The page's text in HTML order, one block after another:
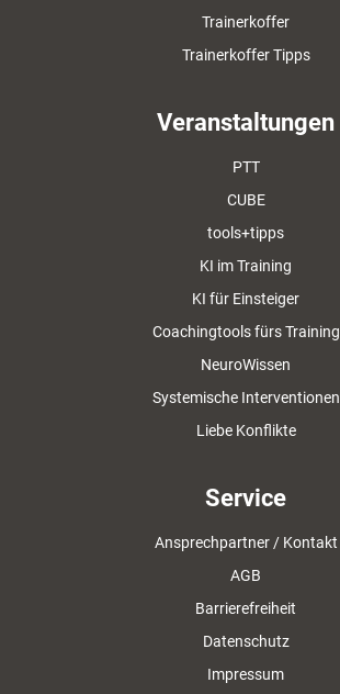
Trainerkoffer
Trainerkoffer Tipps
Veranstaltungen
PTT
CUBE
tools+tipps
KI im Training
KI für Einsteiger
Coachingtools fürs Training
NeuroWissen
Systemische Interventionen
Liebe Konflikte
Service
Ansprechpartner / Kontakt
AGB
Barrierefreiheit
Datenschutz
Impressum